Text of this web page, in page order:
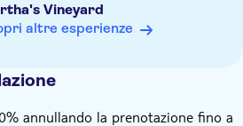
Vineyard
altre esperienze
annullando la prenotazione fino a